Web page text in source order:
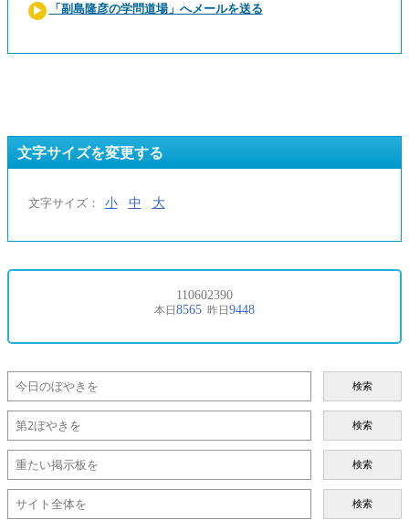
「副島隆彦の学問道場」へメールを送る
文字サイズを変更する
文字サイズ： 小 中 大
検索
検索
検索
検索